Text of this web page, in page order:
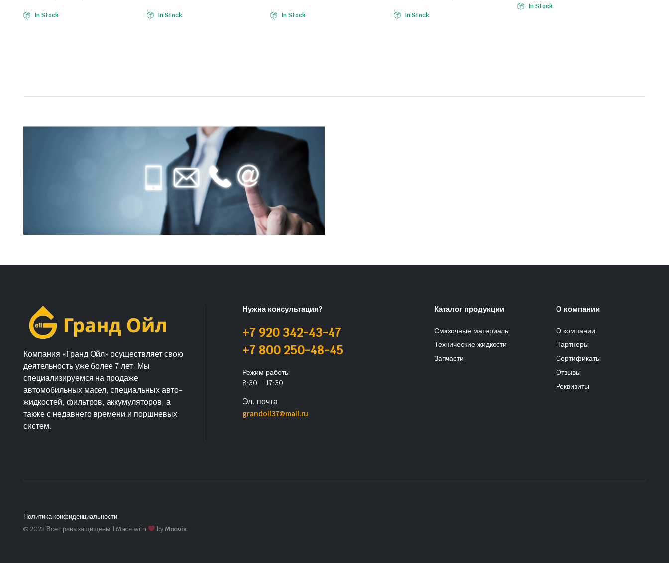
In Stock In Stock In Stock In Stock
In Stock
Компания «Гранд Ойл» осуществляет свою
деятельность уже более 7 лет. Мы
специализируемся на продаже
автомобильных масел, специальных авто-
жидкостей, фильтров, аккумуляторов, а
также с недавнего времени и поршневых
систем.
Нужна консультация?
+7 920 342-43-47
+7 800 250-48-45
Режим работы
8:30 – 17:30
Эл. почта
grandoil37@mail.ru
Каталог продукции
Смазочные материалы
Технические жидкости
Запчасти
О компании
О компании
Партнеры
Сертификаты
Отзывы
Реквизиты
Политика конфиденциальности
© 2023 Все права защищены. | Made with
by Moovix.